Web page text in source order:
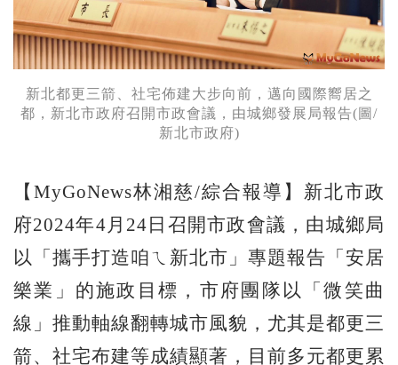
新北都更三箭、社宅佈建大步向前，邁向國際嚮居之
都，新北市政府召開市政會議，由城鄉發展局報告(圖/
新北市政府)
【MyGoNews林湘慈/綜合報導】新北市政
府2024年4月24日召開市政會議，由城鄉局
以「攜手打造咱ㄟ新北市」專題報告「安居
樂業」的施政目標，市府團隊以「微笑曲
線」推動軸線翻轉城市風貌，尤其是都更三
箭、社宅布建等成績顯著，目前多元都更累